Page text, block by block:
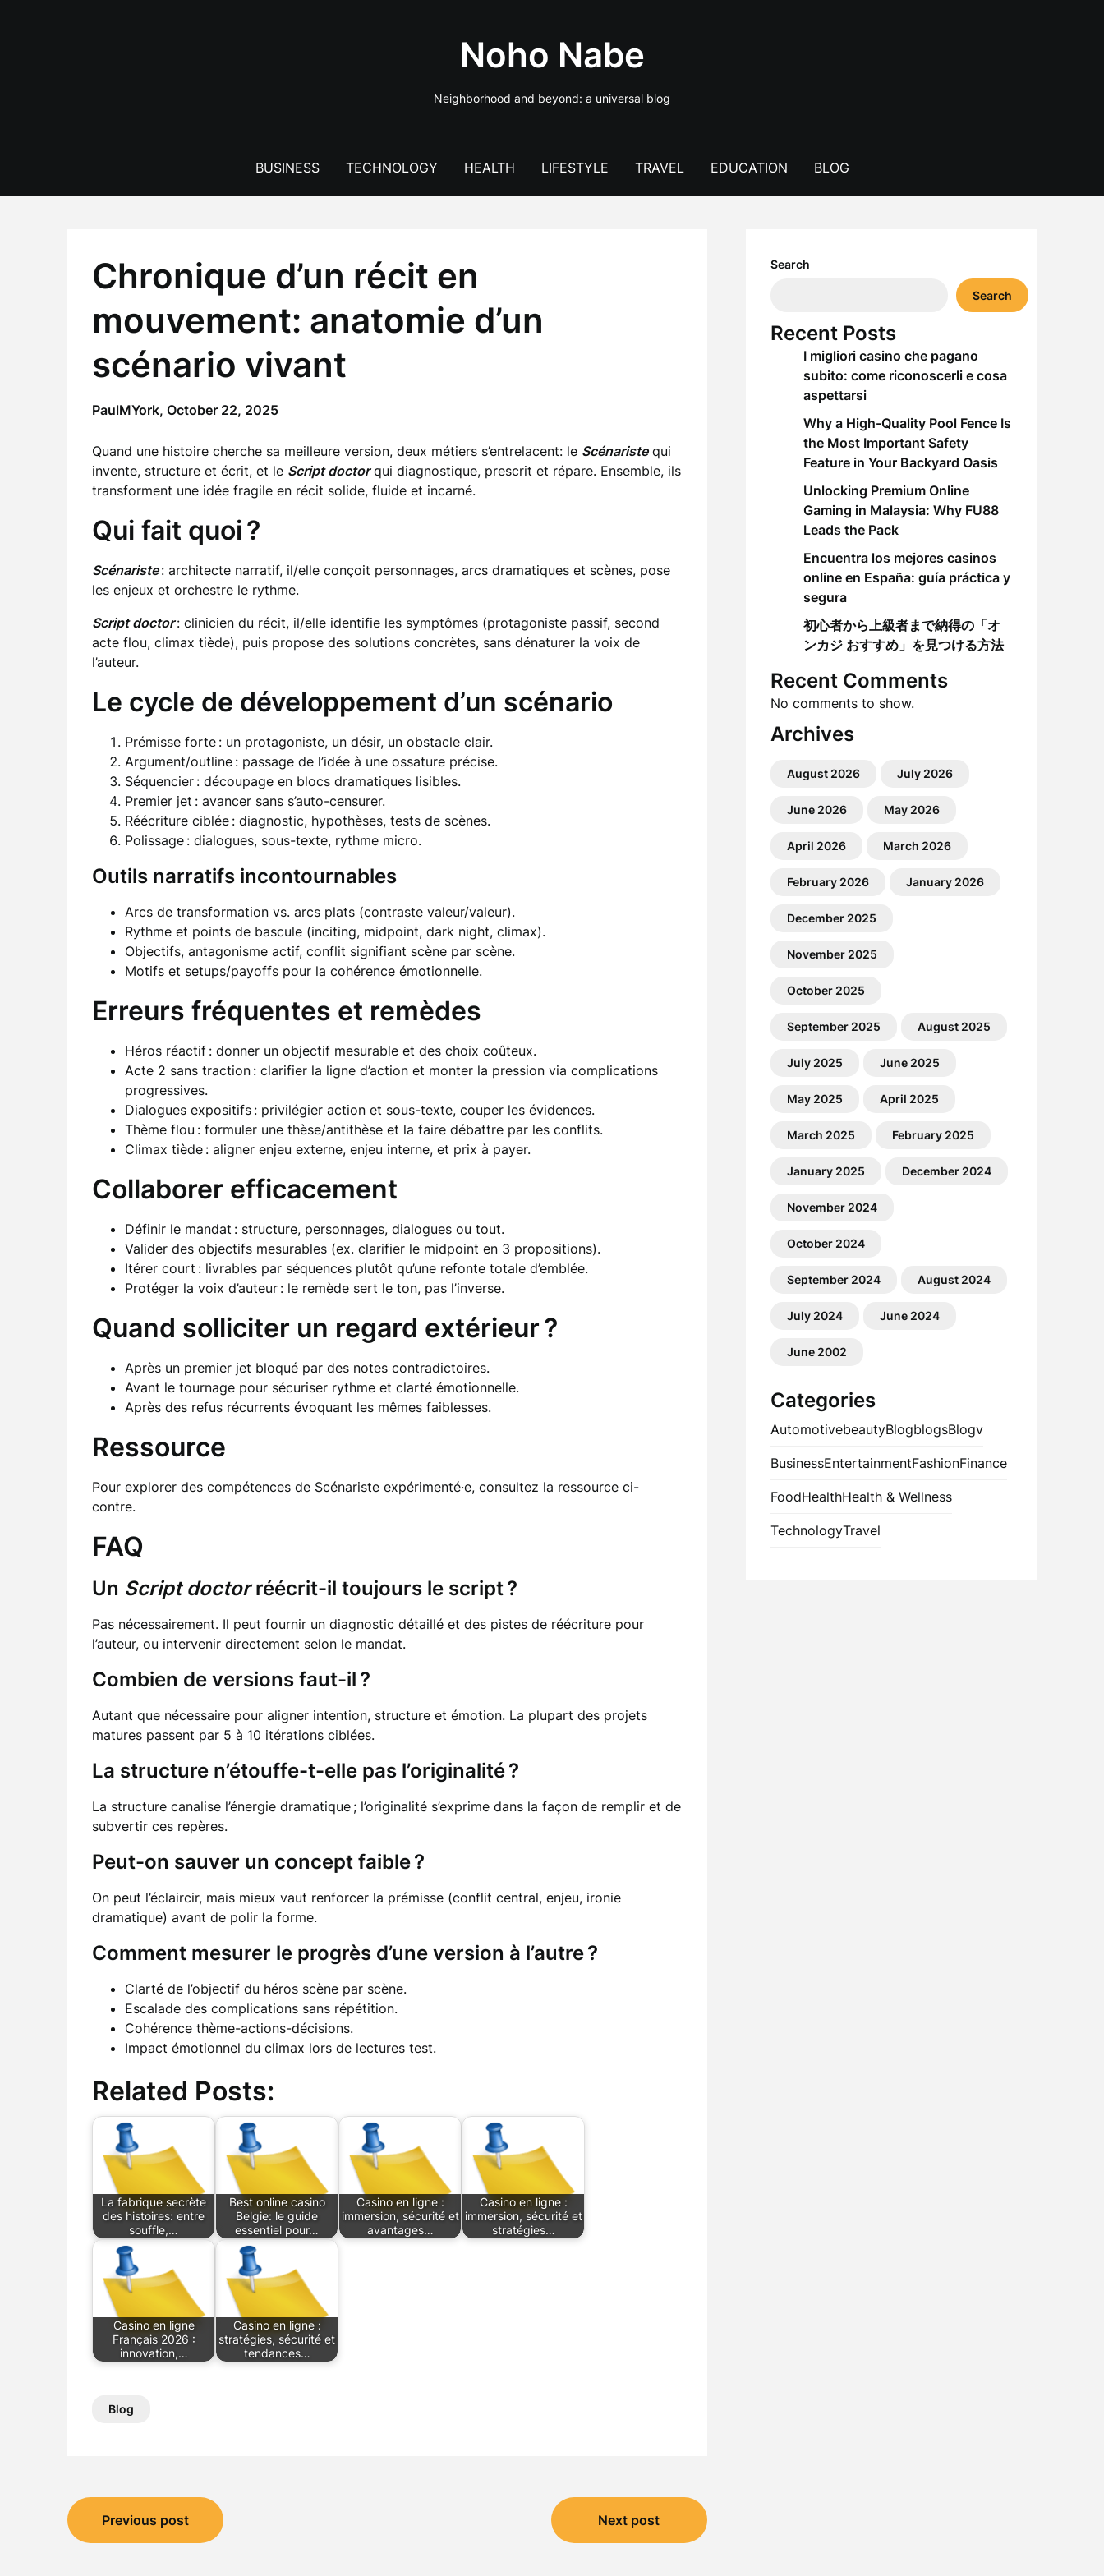
Noho Nabe
Neighborhood and beyond: a universal blog
BUSINESS TECHNOLOGY HEALTH LIFESTYLE TRAVEL EDUCATION BLOG
Chronique d’un récit en
mouvement: anatomie d’un
scénario vivant
PaulMYork, October 22, 2025
Quand une histoire cherche sa meilleure version, deux métiers s’entrelacent: le Scénaristequi
invente, structure et écrit, et le Script doctorqui diagnostique, prescrit et répare. Ensemble, ils
transforment une idée fragile en récit solide, fluide et incarné.
Qui fait quoi ?
Scénariste: architecte narratif, il/elle conçoit personnages, arcs dramatiques et scènes, pose
les enjeux et orchestre le rythme.
Script doctor: clinicien du récit, il/elle identifie les symptômes (protagoniste passif, second
acte flou, climax tiède), puis propose des solutions concrètes, sans dénaturer la voix de
l’auteur.
Le cycle de développement d’un scénario
Prémisse forte : un protagoniste, un désir, un obstacle clair.
Argument/outline : passage de l’idée à une ossature précise.
Séquencier : découpage en blocs dramatiques lisibles.
Premier jet : avancer sans s’auto-censurer.
Réécriture ciblée : diagnostic, hypothèses, tests de scènes.
Polissage : dialogues, sous-texte, rythme micro.
Outils narratifs incontournables
Arcs de transformation vs. arcs plats (contraste valeur/valeur).
Rythme et points de bascule (inciting, midpoint, dark night, climax).
Objectifs, antagonisme actif, conflit signifiant scène par scène.
Motifs et setups/payoffs pour la cohérence émotionnelle.
Erreurs fréquentes et remèdes
Héros réactif : donner un objectif mesurable et des choix coûteux.
Acte 2 sans traction : clarifier la ligne d’action et monter la pression via complications
progressives.
Dialogues expositifs : privilégier action et sous-texte, couper les évidences.
Thème flou : formuler une thèse/antithèse et la faire débattre par les conflits.
Climax tiède : aligner enjeu externe, enjeu interne, et prix à payer.
Collaborer efficacement
Définir le mandat : structure, personnages, dialogues ou tout.
Valider des objectifs mesurables (ex. clarifier le midpoint en 3 propositions).
Itérer court : livrables par séquences plutôt qu’une refonte totale d’emblée.
Protéger la voix d’auteur : le remède sert le ton, pas l’inverse.
Quand solliciter un regard extérieur ?
Après un premier jet bloqué par des notes contradictoires.
Avant le tournage pour sécuriser rythme et clarté émotionnelle.
Après des refus récurrents évoquant les mêmes faiblesses.
Ressource
Pour explorer des compétences de Scénariste expérimenté·e, consultez la ressource ci-
contre.
FAQ
Un Script doctorréécrit-il toujours le script ?
Pas nécessairement. Il peut fournir un diagnostic détaillé et des pistes de réécriture pour
l’auteur, ou intervenir directement selon le mandat.
Combien de versions faut-il ?
Autant que nécessaire pour aligner intention, structure et émotion. La plupart des projets
matures passent par 5 à 10 itérations ciblées.
La structure n’étouffe-t-elle pas l’originalité ?
La structure canalise l’énergie dramatique ; l’originalité s’exprime dans la façon de remplir et de
subvertir ces repères.
Peut-on sauver un concept faible ?
On peut l’éclaircir, mais mieux vaut renforcer la prémisse (conflit central, enjeu, ironie
dramatique) avant de polir la forme.
Comment mesurer le progrès d’une version à l’autre ?
Clarté de l’objectif du héros scène par scène.
Escalade des complications sans répétition.
Cohérence thème-actions-décisions.
Impact émotionnel du climax lors de lectures test.
Related Posts:
La fabrique secrète
des histoires: entre
souffle,…
Best online casino
Belgie: le guide
essentiel pour…
Casino en ligne :
immersion, sécurité et
avantages…
Casino en ligne :
immersion, sécurité et
stratégies…
Casino en ligne
Français 2026 :
innovation,…
Casino en ligne :
stratégies, sécurité et
tendances…
Blog
Post
navigation
Previous post Next post
Search
Search
Recent Posts
I migliori casino che pagano
subito: come riconoscerli e cosa
aspettarsi
Why a High-Quality Pool Fence Is
the Most Important Safety
Feature in Your Backyard Oasis
Unlocking Premium Online
Gaming in Malaysia: Why FU88
Leads the Pack
Encuentra los mejores casinos
online en España: guía práctica y
segura
初心者から上級者まで納得の「オ
ンカジ おすすめ」を見つける方法
Recent Comments
No comments to show.
Archives
August 2026 July 2026
June 2026 May 2026
April 2026 March 2026
February 2026 January 2026
December 2025
November 2025
October 2025
September 2025 August 2025
July 2025 June 2025
May 2025 April 2025
March 2025 February 2025
January 2025 December 2024
November 2024
October 2024
September 2024 August 2024
July 2024 June 2024
June 2002
Categories
AutomotivebeautyBlogblogsBlogv
BusinessEntertainmentFashionFinance
FoodHealthHealth & Wellness
TechnologyTravel